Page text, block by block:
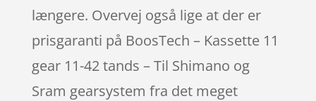
længere. Overvej også lige at der er
prisgaranti på BoosTech – Kassette 11
gear 11-42 tands – Til Shimano og
Sram gearsystem fra det meget